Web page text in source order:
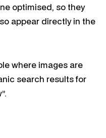
optimised, so they
appear directly in the
where images are
search results for